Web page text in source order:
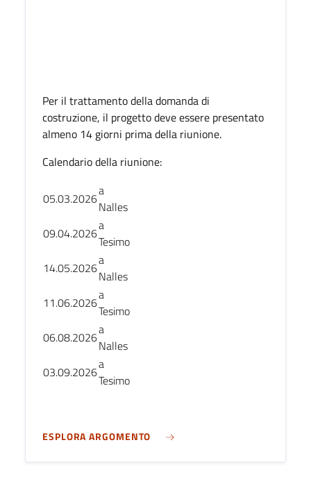
Per il trattamento della domanda di
costruzione, il progetto deve essere presentato
almeno 14 giorni prima della riunione.
Calendario della riunione:
05.03.2026a
Nalles
09.04.2026a
Tesimo
14.05.2026a
Nalles
11.06.2026a
Tesimo
06.08.2026a
Nalles
03.09.2026a
Tesimo
ESPLORA ARGOMENTO